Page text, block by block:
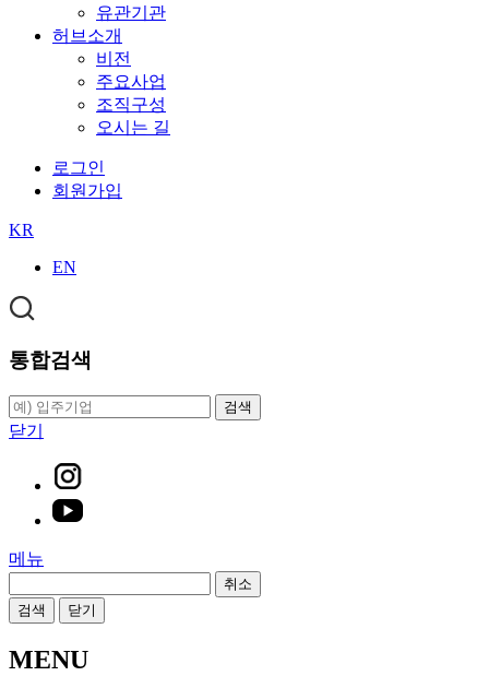
유관기관
허브소개
비전
주요사업
조직구성
오시는 길
로그인
회원가입
KR
EN
통합검색
검색
닫기
메뉴
취소
검색
닫기
MENU